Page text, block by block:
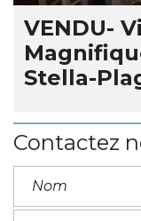
VENDU-
Stella-
Contactez